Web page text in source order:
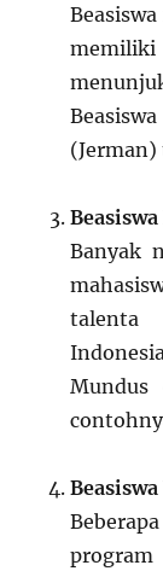
Banyak
talenta
Mundus
program